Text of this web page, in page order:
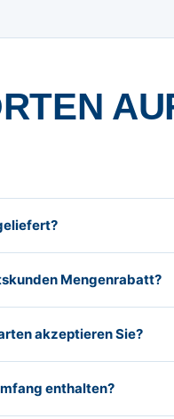
Mengenrabatt?
akzeptieren Sie?
enthalten?